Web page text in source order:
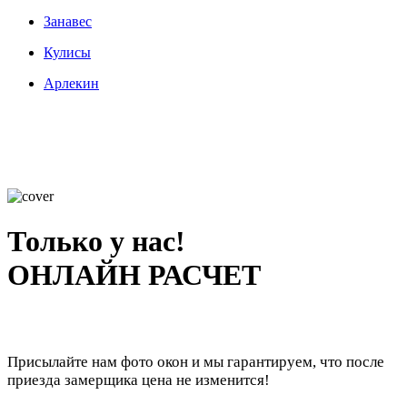
Занавес
Кулисы
Арлекин
Только у нас!
ОНЛАЙН РАСЧЕТ
Присылайте нам фото окон и мы гарантируем, что после
приезда замерщика цена не изменится!